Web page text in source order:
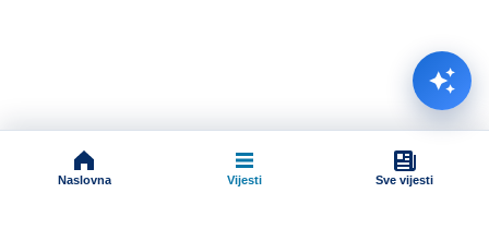
Naslovna Vijesti Sve vijesti